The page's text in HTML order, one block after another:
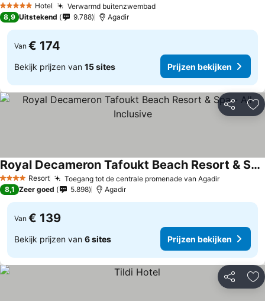
5 Sterren Hotel Verwarmd buitenzwembad
8,9 Uitstekend 9.788 Agadir
Van € 174
Bekijk prijzen van 15 sites Prijzen bekijken
Delen
4 SterrenResort Toegang tot de centrale promenade van Agadir
Royal Decameron Tafoukt Beach Resort & Spa - All Inclusive
8,1 Zeer goed 5.898 Agadir
Van € 139
Bekijk prijzen van 6 sites Prijzen bekijken
Delen